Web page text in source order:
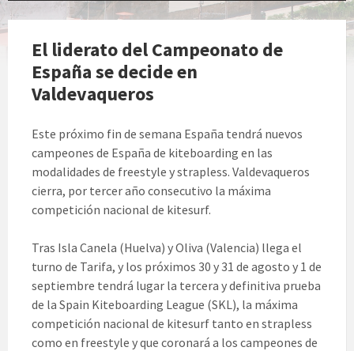
El liderato del Campeonato de
España se decide en
Valdevaqueros
Este próximo fin de semana España tendrá nuevos
campeones de España de kiteboarding en las
modalidades de freestyle y strapless. Valdevaqueros
cierra, por tercer año consecutivo la máxima
competición nacional de kitesurf.
Tras Isla Canela (Huelva) y Oliva (Valencia) llega el
turno de Tarifa, y los próximos 30 y 31 de agosto y 1 de
septiembre tendrá lugar la tercera y definitiva prueba
de la Spain Kiteboarding League (SKL), la máxima
competición nacional de kitesurf tanto en strapless
como en freestyle y que coronará a los campeones de